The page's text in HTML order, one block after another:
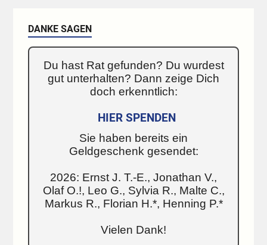
DANKE SAGEN
Du hast Rat gefunden? Du wurdest
gut unterhalten? Dann zeige Dich
doch erkenntlich:
HIER SPENDEN
Sie haben bereits ein
Geldgeschenk gesendet:
2026: Ernst J. T.-E., Jonathan V.,
Olaf O.!, Leo G., Sylvia R., Malte C.,
Markus R., Florian H.*, Henning P.*
Vielen Dank!